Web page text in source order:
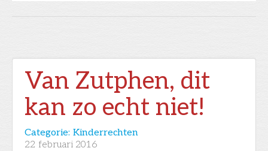
Van Zutphen, dit
kan zo echt niet!
Categorie: Kinderrechten
22 februari 2016